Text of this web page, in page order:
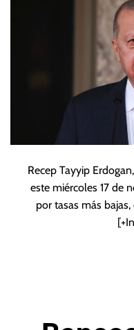
Recep Tayyip
este miércoles 17 de
por tasas más